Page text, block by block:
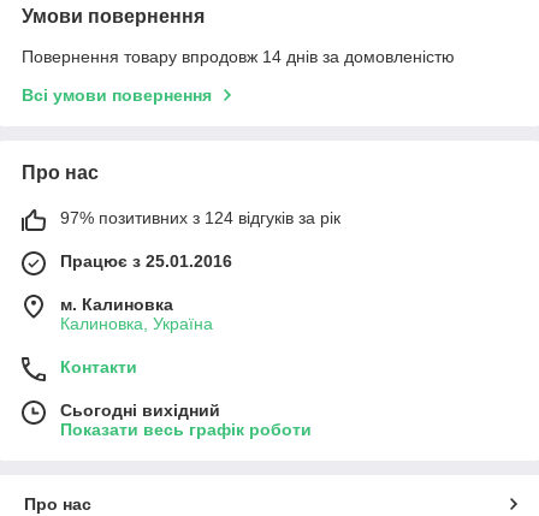
Умови повернення
Повернення товару впродовж 14 днів за домовленістю
Всі умови повернення
Про нас
97% позитивних з 124 відгуків за рік
Працює з 25.01.2016
м. Калиновка
Калиновка, Україна
Контакти
Сьогодні вихідний
Показати весь графік роботи
Про нас